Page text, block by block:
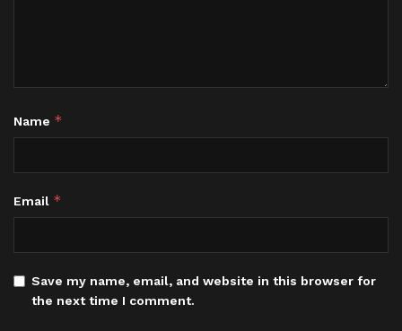
Name *
Email *
Save my name, email, and website in this browser for
the next time I comment.